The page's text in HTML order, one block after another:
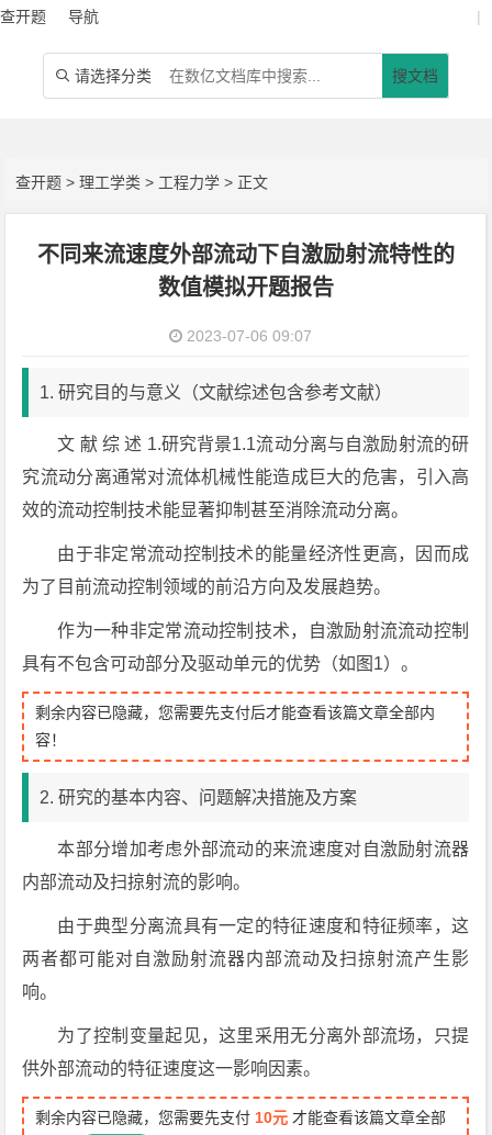
查开题 导航 |
 请选择分类 搜文档
查开题 >理工学类 > 工程力学 > 正文
不同来流速度外部流动下自激励射流特性的
数值模拟开题报告
2023-07-06 09:07
1. 研究目的与意义（文献综述包含参考文献）
文 献 综 述 1.研究背景1.1流动分离与自激励射流的研
究流动分离通常对流体机械性能造成巨大的危害，引入高
效的流动控制技术能显著抑制甚至消除流动分离。
由于非定常流动控制技术的能量经济性更高，因而成
为了目前流动控制领域的前沿方向及发展趋势。
作为一种非定常流动控制技术，自激励射流流动控制
具有不包含可动部分及驱动单元的优势（如图1）。
剩余内容已隐藏，您需要先支付后才能查看该篇文章全部内
容！
2. 研究的基本内容、问题解决措施及方案
本部分增加考虑外部流动的来流速度对自激励射流器
内部流动及扫掠射流的影响。
由于典型分离流具有一定的特征速度和特征频率，这
两者都可能对自激励射流器内部流动及扫掠射流产生影
响。
为了控制变量起见，这里采用无分离外部流场，只提
供外部流动的特征速度这一影响因素。
剩余内容已隐藏，您需要先支付 10元 才能查看该篇文章全部